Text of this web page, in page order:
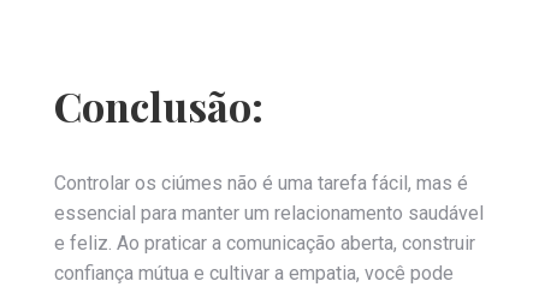
Conclusão:
Controlar os ciúmes não é uma tarefa fácil, mas é
essencial para manter um relacionamento saudável
e feliz. Ao praticar a comunicação aberta, construir
confiança mútua e cultivar a empatia, você pode